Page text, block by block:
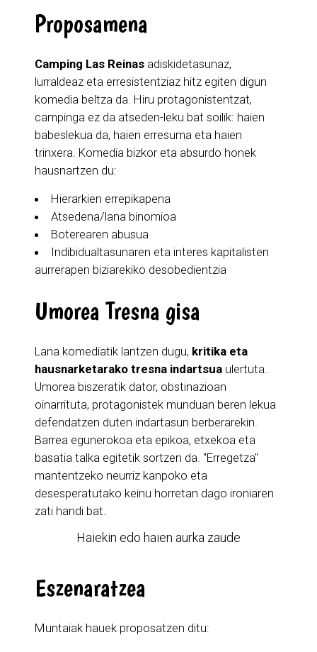
Proposamena
Camping Las Reinas adiskidetasunaz,
lurraldeaz eta erresistentziaz hitz egiten digun
komedia beltza da. Hiru protagonistentzat,
campinga ez da atseden-leku bat soilik: haien
babeslekua da, haien erresuma eta haien
trinxera. Komedia bizkor eta absurdo honek
hausnartzen du:
Hierarkien errepikapena
Atsedena/lana binomioa
Boterearen abusua
Indibidualtasunaren eta interes kapitalisten
aurrerapen biziarekiko desobedientzia
Umorea Tresna gisa
Lana komediatik lantzen dugu, kritika eta
hausnarketarako tresna indartsua ulertuta.
Umorea biszeratik dator, obstinazioan
oinarrituta, protagonistek munduan beren lekua
defendatzen duten indartasun berberarekin.
Barrea egunerokoa eta epikoa, etxekoa eta
basatia talka egitetik sortzen da. "Erregetza"
mantentzeko neurriz kanpoko eta
desesperatutako keinu horretan dago ironiaren
zati handi bat.
Haiekin edo haien aurka zaude
Eszenaratzea
Muntaiak hauek proposatzen ditu: